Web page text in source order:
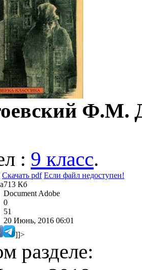
Ф.М.
: 9 класс.
Скачать pdf Если файл недоступен!
713 Кб
Document Adobe
0
51
20 Июнь, 2016 06:01
]]>
разделе: